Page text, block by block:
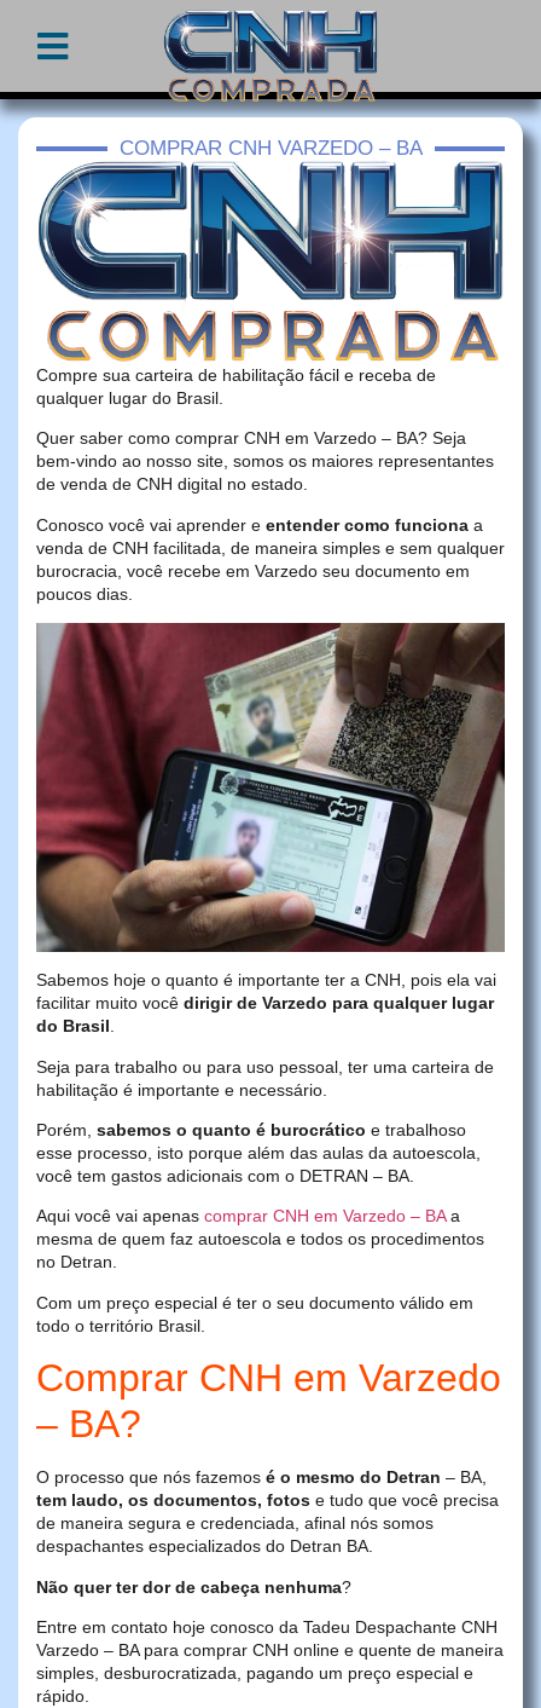
COMPRAR CNH VARZEDO – BA
Compre sua carteira de habilitação fácil e receba de
qualquer lugar do Brasil.
Quer saber como comprar CNH em Varzedo – BA? Seja
bem-vindo ao nosso site, somos os maiores representantes
de venda de CNH digital no estado.
Conosco você vai aprender e entender como funciona a
venda de CNH facilitada, de maneira simples e sem qualquer
burocracia, você recebe em Varzedo seu documento em
poucos dias.
Sabemos hoje o quanto é importante ter a CNH, pois ela vai
facilitar muito você dirigir de Varzedo para qualquer lugar
do Brasil.
Seja para trabalho ou para uso pessoal, ter uma carteira de
habilitação é importante e necessário.
Porém, sabemos o quanto é burocrático e trabalhoso
esse processo, isto porque além das aulas da autoescola,
você tem gastos adicionais com o DETRAN – BA.
Aqui você vai apenas comprar CNH em Varzedo – BAa
mesma de quem faz autoescola e todos os procedimentos
no Detran.
Com um preço especial é ter o seu documento válido em
todo o território Brasil.
Comprar CNH em Varzedo
– BA?
O processo que nós fazemos é o mesmo do Detran – BA,
tem laudo, os documentos, fotos e tudo que você precisa
de maneira segura e credenciada, afinal nós somos
despachantes especializados do Detran BA.
Não quer ter dor de cabeça nenhuma?
Entre em contato hoje conosco da Tadeu Despachante CNH
Varzedo – BA para comprar CNH online e quente de maneira
simples, desburocratizada, pagando um preço especial e
rápido.